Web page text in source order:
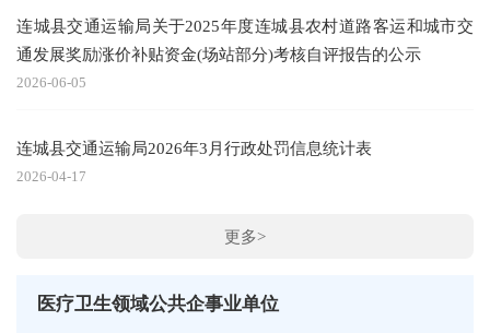
连城县交通运输局关于2025年度连城县农村道路客运和城市交
通发展奖励涨价补贴资金(场站部分)考核自评报告的公示
2026-06-05
连城县交通运输局2026年3月行政处罚信息统计表
2026-04-17
更多>
医疗卫生领域公共企事业单位